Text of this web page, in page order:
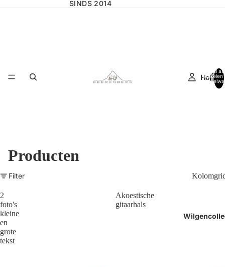
SINDS 2014
Home
Totaal
artikelen
Producten
Filter
2
foto's
kleine
en
grote
tekst
Akoestische
gitaarhals